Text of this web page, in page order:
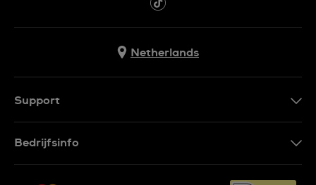
Netherlands
Support
Bedrijfsinfo